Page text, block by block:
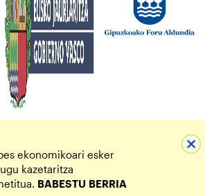
ekonomikoari esker
kazetaritza
BABESTU BERRIA